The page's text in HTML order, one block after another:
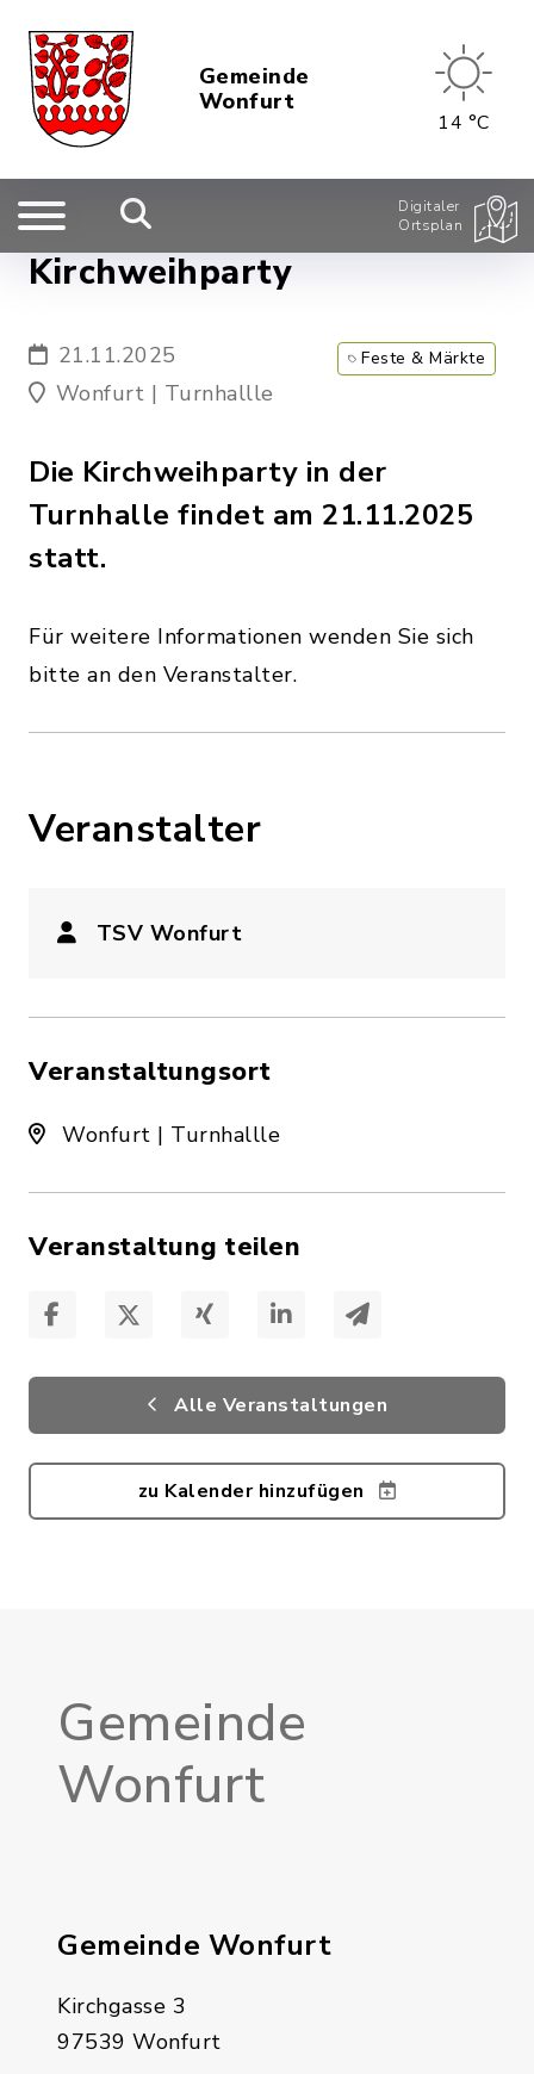
Gemeinde
Wonfurt
14 °C
Digitaler
Ortsplan
Kirchweihparty
21.11.2025
Wonfurt | Turnhallle
Feste & Märkte
Die Kirchweihparty in der
Turnhalle findet am 21.11.2025
statt.
Für weitere Informationen wenden Sie sich
bitte an den Veranstalter.
Veranstalter
TSV Wonfurt
Veranstaltungsort
Wonfurt | Turnhallle
Veranstaltung teilen
Alle Veranstaltungen
zu Kalender hinzufügen
Gemeinde
Wonfurt
Gemeinde Wonfurt
Kirchgasse 3
97539 Wonfurt